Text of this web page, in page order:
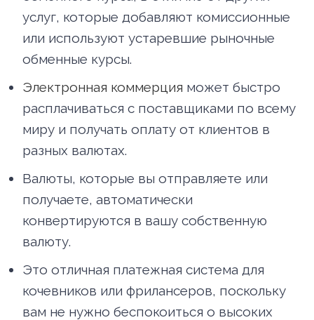
услуг, которые добавляют комиссионные
или используют устаревшие рыночные
обменные курсы.
Электронная коммерция может быстро
расплачиваться с поставщиками по всему
миру и получать оплату от клиентов в
разных валютах.
Валюты, которые вы отправляете или
получаете, автоматически
конвертируются в вашу собственную
валюту.
Это отличная платежная система для
кочевников или фрилансеров, поскольку
вам не нужно беспокоиться о высоких